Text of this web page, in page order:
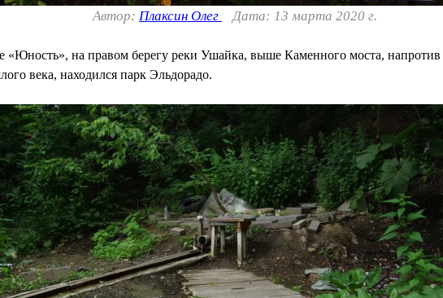
Автор: Плаксин Олег Дата: 13 марта 2020 г.
«Юность», на правом берегу реки Ушайка, выше Каменного моста,
века, находился парк Эльдорадо.